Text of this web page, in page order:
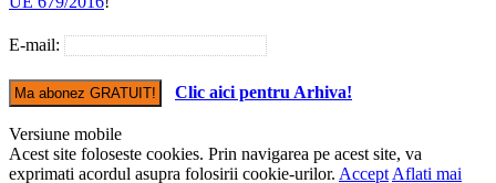
E-mail:
Clic aici pentru Arhiva!
Versiune mobile
Acest site foloseste cookies. Prin navigarea pe acest site, va
exprimati acordul asupra folosirii cookie-urilor. Accept Aflati mai